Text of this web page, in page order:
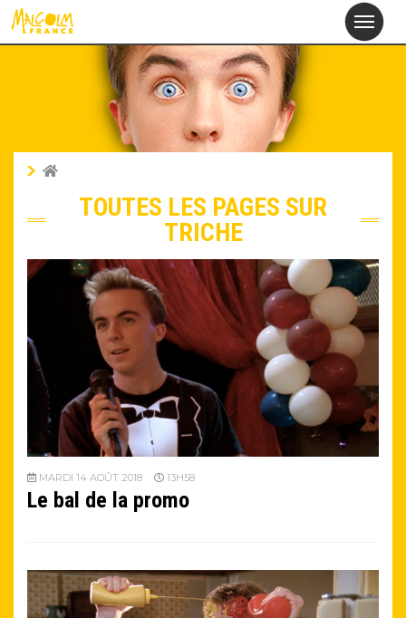
M
France
TOUTES LES PAGES SUR
TRICHE
MARDI 14 AOÛT 2018 13H58
Le bal de la promo